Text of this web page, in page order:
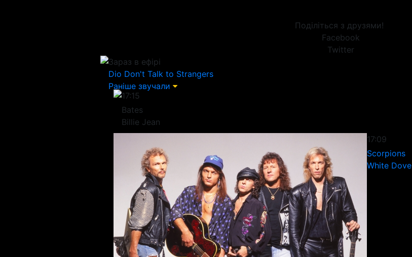
Поділіться з друзями!
Facebook
Twitter
Зараз в ефірі
Dio Don't Talk to Strangers
Раніше звучали
17:15
Bates
Billie Jean
17:09
Scorpions
White Dove